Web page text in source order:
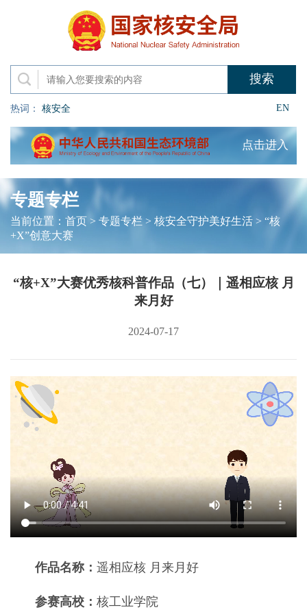
热词： 核安全 EN
点击进入
专题专栏
当前位置： 首页> 专题专栏> 核安全守护美好生活> “核
+X”创意大赛
“核+X”大赛优秀核科普作品（七）｜遥相应核 月
来月好
2024-07-17
作品名称： 遥相应核 月来月好
参赛高校： 核工业学院